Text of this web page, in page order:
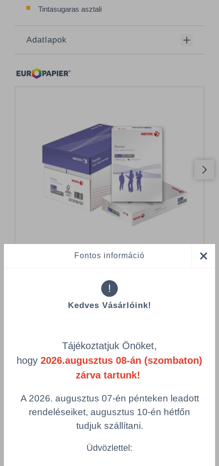
Tintasugaras asztali
Adatlapok
Összes termék (a rendezéshez - SZŰRÉS - kattints a lenti
Termékek oldalanként
grid.filter.title.mobile
Cikkszám g/m²
Szín Csomagolás
XEROX PREMIER extra minőségű papír
Fontos információ
!
Kedves Vásárlóink!
Tájékoztatjuk Önöket,
hogy 2026.augusztus 08-án (szombaton)
zárva tartunk!
A 2026. augusztus 07-én pénteken leadott
rendeléseiket, augusztus 10-én hétfőn
tudjuk szállítani.
Üdvözlettel: